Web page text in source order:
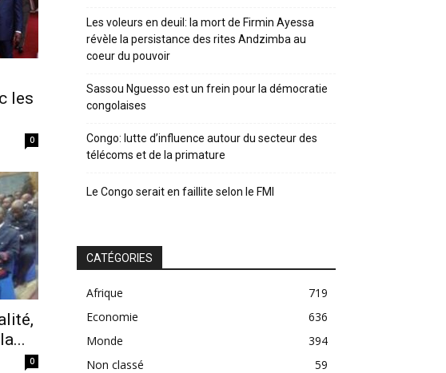
les
0
0
Les voleurs en deuil: la mort de Firmin Ayessa
révèle la persistance des rites Andzimba au
coeur du pouvoir
Sassou Nguesso est un frein pour la démocratie
congolaises
Congo: lutte d’influence autour du secteur des
télécoms et de la primature
Le Congo serait en faillite selon le FMI
CATÉGORIES
Afrique
719
Economie
636
Monde
394
Non classé
59